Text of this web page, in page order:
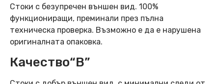
Стоки с безупречен външен вид. 100%
функциониращи, преминали през пълна
техническа проверка. Възможно е да е нарушена
оригиналната опаковка.
Качество“B”